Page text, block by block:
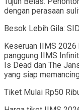
dengan perasaan
Besok Lebih Gila:
Keseruan IIMS
panggung IIMS
Is Dead dan The
yang siap
Tiket Mulai Rp50